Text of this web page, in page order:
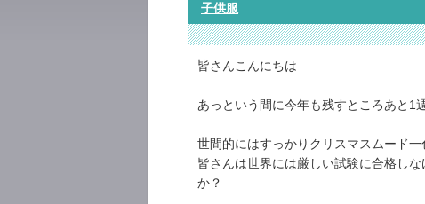
子供服
皆さんこんにちは
あっという間に今年も残すところあと1
世間的にはすっかりクリスマスムード一
皆さんは世界には厳しい試験に合格し
か？